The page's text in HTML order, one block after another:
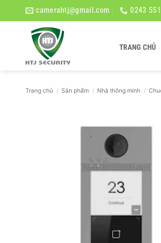
camerahtj@gmail.com 0243
TRANG CHỦ
Trang chủ / Sản phẩm / Nhà thông minh /